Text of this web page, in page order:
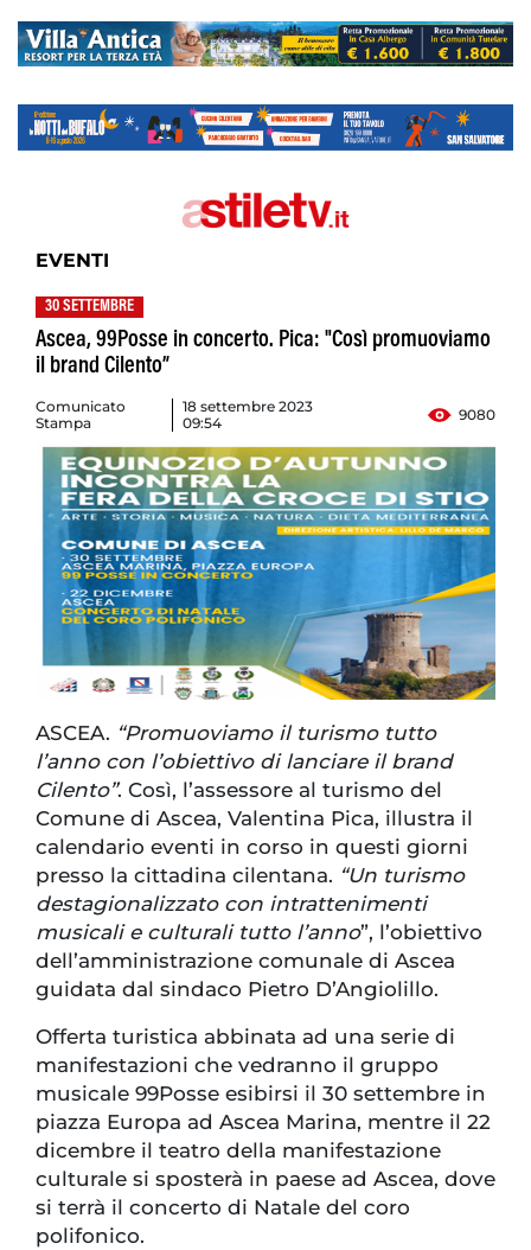
EVENTI
30 SETTEMBRE
Ascea, 99Posse in concerto. Pica: "Così promuoviamo
il brand Cilento”
Comunicato
Stampa
18 settembre 2023
09:54
9080
ASCEA. “Promuoviamo il turismo tutto
l’anno con l’obiettivo di lanciare il brand
Cilento”. Così, l’assessore al turismo del
Comune di Ascea, Valentina Pica, illustra il
calendario eventi in corso in questi giorni
presso la cittadina cilentana. “Un turismo
destagionalizzato con intrattenimenti
musicali e culturali tutto l’anno”, l’obiettivo
dell’amministrazione comunale di Ascea
guidata dal sindaco Pietro D’Angiolillo.
Offerta turistica abbinata ad una serie di
manifestazioni che vedranno il gruppo
musicale 99Posse esibirsi il 30 settembre in
piazza Europa ad Ascea Marina, mentre il 22
dicembre il teatro della manifestazione
culturale si sposterà in paese ad Ascea, dove
si terrà il concerto di Natale del coro
polifonico.